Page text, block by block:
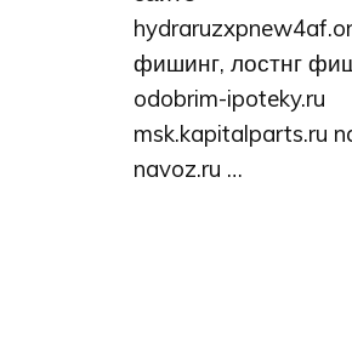
фишинг, лостнг
odobrim-ipoteky.ru
msk.kapitalparts.ru
navoz.ru …